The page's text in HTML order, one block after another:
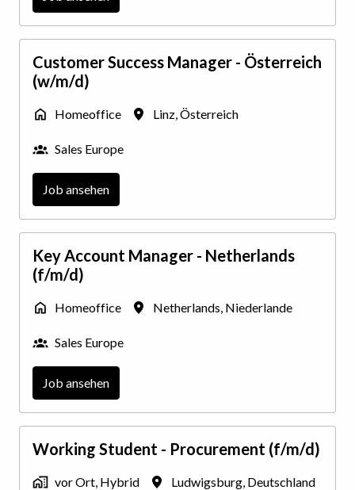
Customer Success Manager - Österreich
(w/m/d)
Homeoffice Linz Österreich
Sales Europe
Job ansehen
Key Account Manager - Netherlands
(f/m/d)
Homeoffice Netherlands Niederlande
Sales Europe
Job ansehen
Working Student - Procurement (f/m/d)
vor Ort, Hybrid Ludwigsburg Deutschland